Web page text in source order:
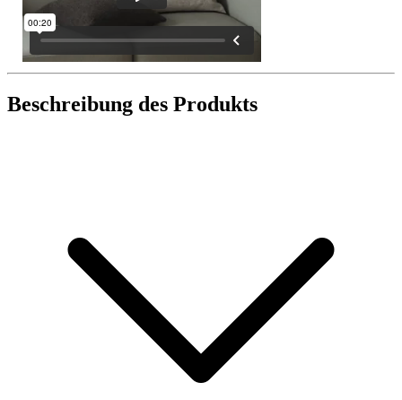
Beschreibung des Produkts